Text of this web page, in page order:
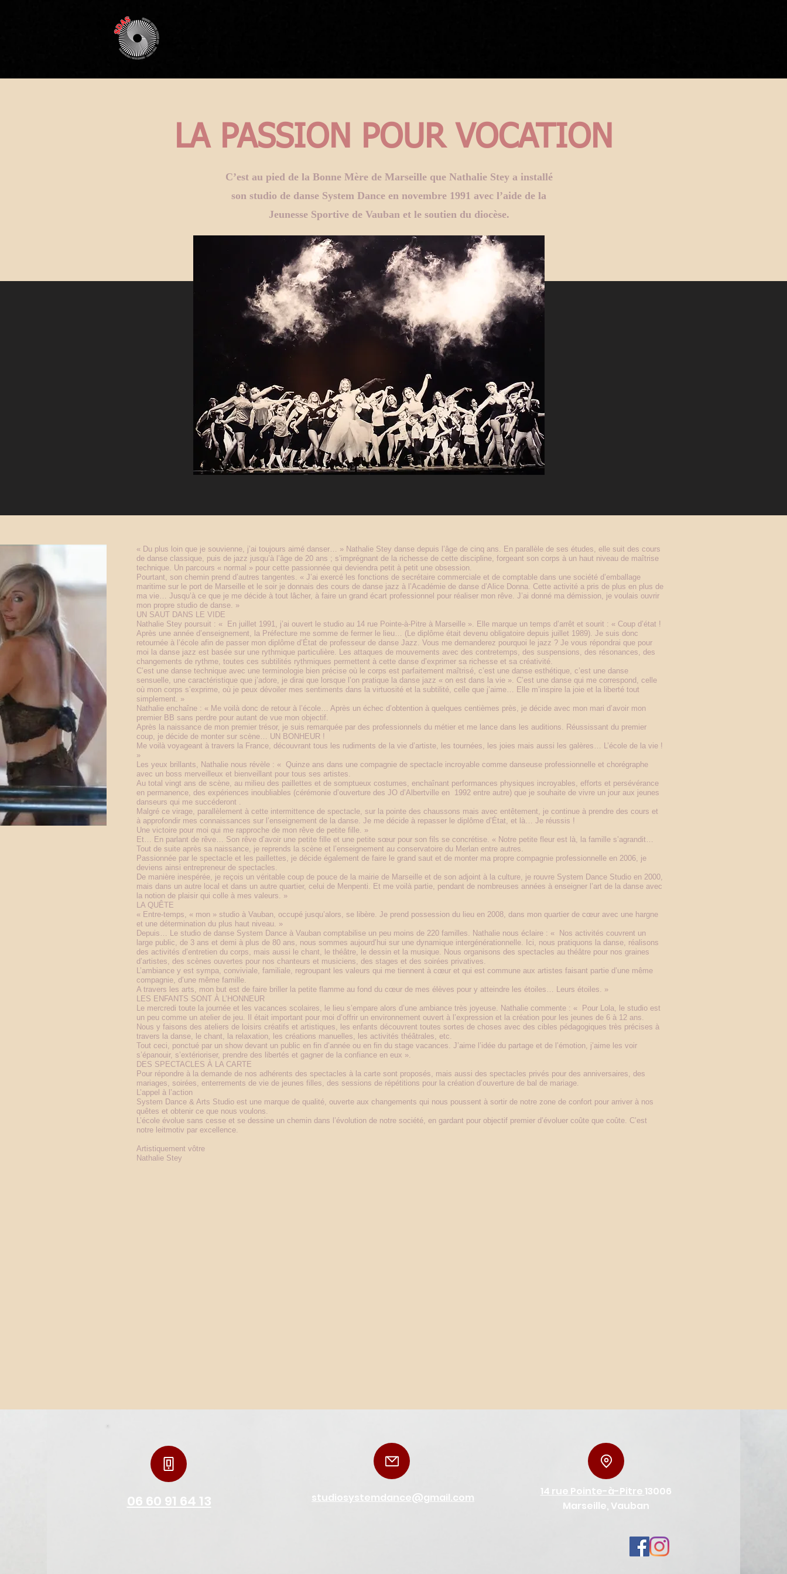
LA PASSION POUR VOCATION
C’est au pied de la Bonne Mère de Marseille que Nathalie Stey a installé
son studio de danse System Dance en novembre 1991 avec l’aide de la
Jeunesse Sportive de Vauban et le soutien du diocèse.
« Du plus loin que je souvienne, j’ai toujours aimé danser… » Nathalie Stey danse depuis l’âge de cinq ans. En parallèle de ses études, elle suit des cours
de danse classique, puis de jazz jusqu’à l’âge de 20 ans ; s’imprégnant de la richesse de cette discipline, forgeant son corps à un haut niveau de maîtrise
technique. Un parcours « normal » pour cette passionnée qui deviendra petit à petit une obsession.
Pourtant, son chemin prend d’autres tangentes. « J’ai exercé les fonctions de secrétaire commerciale et de comptable dans une société d’emballage
maritime sur le port de Marseille et le soir je donnais des cours de danse jazz à l’Académie de danse d’Alice Donna. Cette activité a pris de plus en plus de
ma vie… Jusqu’à ce que je me décide à tout lâcher, à faire un grand écart professionnel pour réaliser mon rêve. J’ai donné ma démission, je voulais ouvrir
mon propre studio de danse. »
UN SAUT DANS LE VIDE
Nathalie Stey poursuit : « En juillet 1991, j’ai ouvert le studio au 14 rue Pointe-à-Pitre à Marseille ». Elle marque un temps d’arrêt et sourit : « Coup d’état !
Après une année d’enseignement, la Préfecture me somme de fermer le lieu… (Le diplôme était devenu obligatoire depuis juillet 1989). Je suis donc
retournée à l’école afin de passer mon diplôme d’État de professeur de danse Jazz. Vous me demanderez pourquoi le jazz ? Je vous répondrai que pour
moi la danse jazz est basée sur une rythmique particulière. Les attaques de mouvements avec des contretemps, des suspensions, des résonances, des
changements de rythme, toutes ces subtilités rythmiques permettent à cette danse d’exprimer sa richesse et sa créativité.
C’est une danse technique avec une terminologie bien précise où le corps est parfaitement maîtrisé, c’est une danse esthétique, c’est une danse
sensuelle, une caractéristique que j’adore, je dirai que lorsque l’on pratique la danse jazz « on est dans la vie ». C’est une danse qui me correspond, celle
où mon corps s’exprime, où je peux dévoiler mes sentiments dans la virtuosité et la subtilité, celle que j’aime… Elle m’inspire la joie et la liberté tout
simplement. »
Nathalie enchaîne : « Me voilà donc de retour à l’école… Après un échec d’obtention à quelques centièmes près, je décide avec mon mari d’avoir mon
premier BB sans perdre pour autant de vue mon objectif.
Après la naissance de mon premier trésor, je suis remarquée par des professionnels du métier et me lance dans les auditions. Réussissant du premier
coup, je décide de monter sur scène… UN BONHEUR !
Me voilà voyageant à travers la France, découvrant tous les rudiments de la vie d’artiste, les tournées, les joies mais aussi les galères… L’école de la vie !
»
Les yeux brillants, Nathalie nous révèle : « Quinze ans dans une compagnie de spectacle incroyable comme danseuse professionnelle et chorégraphe
avec un boss merveilleux et bienveillant pour tous ses artistes.
Au total vingt ans de scène, au milieu des paillettes et de somptueux costumes, enchaînant performances physiques incroyables, efforts et persévérance
en permanence, des expériences inoubliables (cérémonie d’ouverture des JO d’Albertville en 1992 entre autre) que je souhaite de vivre un jour aux jeunes
danseurs qui me succéderont .
Malgré ce virage, parallèlement à cette intermittence de spectacle, sur la pointe des chaussons mais avec entêtement, je continue à prendre des cours et
à approfondir mes connaissances sur l’enseignement de la danse. Je me décide à repasser le diplôme d’État, et là… Je réussis !
Une victoire pour moi qui me rapproche de mon rêve de petite fille. »
Et… En parlant de rêve… Son rêve d’avoir une petite fille et une petite sœur pour son fils se concrétise. « Notre petite fleur est là, la famille s’agrandit…
Tout de suite après sa naissance, je reprends la scène et l’enseignement au conservatoire du Merlan entre autres.
Passionnée par le spectacle et les paillettes, je décide également de faire le grand saut et de monter ma propre compagnie professionnelle en 2006, je
deviens ainsi entrepreneur de spectacles.
De manière inespérée, je reçois un véritable coup de pouce de la mairie de Marseille et de son adjoint à la culture, je rouvre System Dance Studio en 2000,
mais dans un autre local et dans un autre quartier, celui de Menpenti. Et me voilà partie, pendant de nombreuses années à enseigner l’art de la danse avec
la notion de plaisir qui colle à mes valeurs. »
LA QUÊTE
« Entre-temps, « mon » studio à Vauban, occupé jusqu’alors, se libère. Je prend possession du lieu en 2008, dans mon quartier de cœur avec une hargne
et une détermination du plus haut niveau. »
Depuis… Le studio de danse System Dance à Vauban comptabilise un peu moins de 220 familles. Nathalie nous éclaire : « Nos activités couvrent un
large public, de 3 ans et demi à plus de 80 ans, nous sommes aujourd’hui sur une dynamique intergénérationnelle. Ici, nous pratiquons la danse, réalisons
des activités d’entretien du corps, mais aussi le chant, le théâtre, le dessin et la musique. Nous organisons des spectacles au théâtre pour nos graines
d’artistes, des scènes ouvertes pour nos chanteurs et musiciens, des stages et des soirées privatives.
L’ambiance y est sympa, conviviale, familiale, regroupant les valeurs qui me tiennent à cœur et qui est commune aux artistes faisant partie d’une même
compagnie, d’une même famille.
A travers les arts, mon but est de faire briller la petite flamme au fond du cœur de mes élèves pour y atteindre les étoiles… Leurs étoiles. »
LES ENFANTS SONT À L’HONNEUR
Le mercredi toute la journée et les vacances scolaires, le lieu s’empare alors d’une ambiance très joyeuse. Nathalie commente : « Pour Lola, le studio est
un peu comme un atelier de jeu. Il était important pour moi d’offrir un environnement ouvert à l’expression et la création pour les jeunes de 6 à 12 ans.
Nous y faisons des ateliers de loisirs créatifs et artistiques, les enfants découvrent toutes sortes de choses avec des cibles pédagogiques très précises à
travers la danse, le chant, la relaxation, les créations manuelles, les activités théâtrales, etc.
Tout ceci, ponctué par un show devant un public en fin d’année ou en fin du stage vacances. J’aime l’idée du partage et de l’émotion, j’aime les voir
s’épanouir, s’extérioriser, prendre des libertés et gagner de la confiance en eux ».
DES SPECTACLES À LA CARTE
Pour répondre à la demande de nos adhérents des spectacles à la carte sont proposés, mais aussi des spectacles privés pour des anniversaires, des
mariages, soirées, enterrements de vie de jeunes filles, des sessions de répétitions pour la création d’ouverture de bal de mariage.
L’appel à l’action
System Dance & Arts Studio est une marque de qualité, ouverte aux changements qui nous poussent à sortir de notre zone de confort pour arriver à nos
quêtes et obtenir ce que nous voulons.
L’école évolue sans cesse et se dessine un chemin dans l’évolution de notre société, en gardant pour objectif premier d’évoluer coûte que coûte. C’est
notre leitmotiv par excellence.
Artistiquement vôtre
Nathalie Stey
06 60 91 64 13 studiosystemdance@gmail.com 14 rue Pointe-à-Pitre 13006
Marseille, Vauban